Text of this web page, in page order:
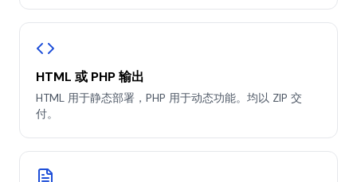
HTML 或 PHP 输出
HTML 用于静态部署，PHP 用于动态功能。均以 ZIP 交
付。